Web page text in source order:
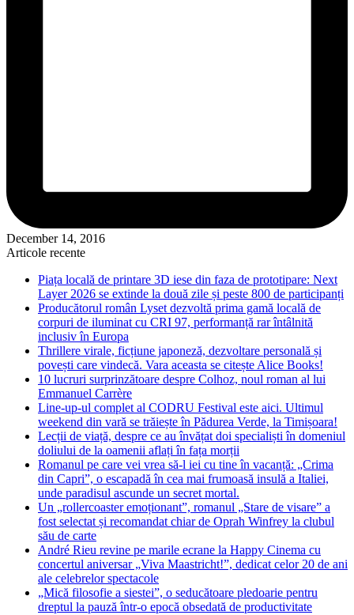
December 14, 2016
Articole recente
Piața locală de printare 3D iese din faza de prototipare: Next
Layer 2026 se extinde la două zile și peste 800 de participanți
Producătorul român Lyset dezvoltă prima gamă locală de
corpuri de iluminat cu CRI 97, performanță rar întâlnită
inclusiv în Europa
Thrillere virale, ficțiune japoneză, dezvoltare personală și
povești care vindecă. Vara aceasta se citește Alice Books!
10 lucruri surprinzătoare despre Colhoz, noul roman al lui
Emmanuel Carrère
Line-up-ul complet al CODRU Festival este aici. Ultimul
weekend din vară se trăiește în Pădurea Verde, la Timișoara!
Lecții de viață, despre ce au învățat doi specialiști în domeniul
doliului de la oamenii aflați în fața morții
Romanul pe care vei vrea să-l iei cu tine în vacanță: „Crima
din Capri”, o escapadă în cea mai frumoasă insulă a Italiei,
unde paradisul ascunde un secret mortal.
Un „rollercoaster emoționant”, romanul „Stare de visare” a
fost selectat și recomandat chiar de Oprah Winfrey la clubul
său de carte
André Rieu revine pe marile ecrane la Happy Cinema cu
concertul aniversar „Viva Maastricht!”, dedicat celor 20 de ani
ale celebrelor spectacole
„Mică filosofie a siestei”, o seducătoare pledoarie pentru
dreptul la pauză într-o epocă obsedată de productivitate